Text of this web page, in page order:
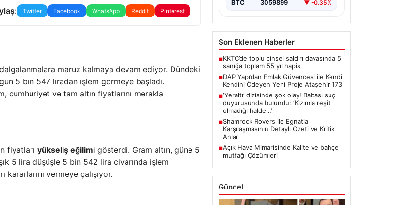
Twitter Facebook WhatsApp Reddit Pinterest
maruz kalmaya devam ediyor. Dündeki
5 bin 547 liradan işlem görmeye başladı.
cumhuriyet ve tam altın fiyatlarını merakla
fiyatları yükseliş eğilimi gösterdi. Gram altın, güne 5
5 lira düşüşle 5 bin 542 lira civarında işlem
kararlarını vermeye çalışıyor.
BTC 3059899 ▼ -0.35%
Son Eklenen Haberler
■KKTC’de toplu cinsel saldırı davasında 5
sanığa toplam 55 yıl hapis
■DAP Yapı’dan Emlak Güvencesi ile Kendi
Kendini Ödeyen Yeni Proje Ataşehir 173
■‘Yeraltı’ dizisinde şok olay! Babası suç
duyurusunda bulundu: ‘Kızımla reşit
olmadığı halde…’
■Shamrock Rovers ile Egnatia
Karşılaşmasının Detaylı Özeti ve Kritik
Anlar
■Açık Hava Mimarisinde Kalite ve bahçe
mutfağı Çözümleri
Güncel